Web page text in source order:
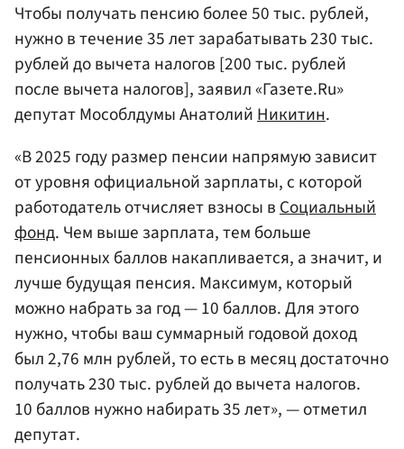
Чтобы получать пенсию более 50 тыс. рублей,
нужно в течение 35 лет зарабатывать 230 тыс.
рублей до вычета налогов [200 тыс. рублей
после вычета налогов], заявил «Газете.Ru»
депутат Мособлдумы АнатолийНикитин.
«В 2025 году размер пенсии напрямую зависит
от уровня официальной зарплаты, с которой
работодатель отчисляет взносы вСоциальный
фонд. Чем выше зарплата, тем больше
пенсионных баллов накапливается, а значит, и
лучше будущая пенсия. Максимум, который
можно набрать за год — 10 баллов. Для этого
нужно, чтобы ваш суммарный годовой доход
был 2,76 млн рублей, то есть в месяц достаточно
получать 230 тыс. рублей до вычета налогов.
10 баллов нужно набирать 35 лет», — отметил
депутат.